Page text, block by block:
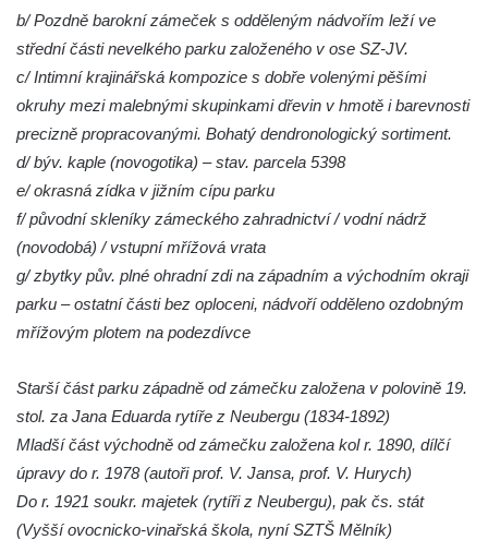
b/ Pozdně barokní zámeček s odděleným nádvořím leží ve
střední části nevelkého parku založeného v ose SZ-JV.
c/ Intimní krajinářská kompozice s dobře volenými pěšími
okruhy mezi malebnými skupinkami dřevin v hmotě i barevnosti
precizně propracovanými. Bohatý dendronologický sortiment.
d/ býv. kaple (novogotika) – stav. parcela 5398
e/ okrasná zídka v jižním cípu parku
f/ původní skleníky zámeckého zahradnictví / vodní nádrž
(novodobá) / vstupní mřížová vrata
g/ zbytky pův. plné ohradní zdi na západním a východním okraji
parku – ostatní části bez oploceni, nádvoří odděleno ozdobným
mřížovým plotem na podezdívce
Starší část parku západně od zámečku založena v polovině 19.
stol. za Jana Eduarda rytíře z Neubergu (1834-1892)
Mladší část východně od zámečku založena kol r. 1890, dílčí
úpravy do r. 1978 (autoři prof. V. Jansa, prof. V. Hurych)
Do r. 1921 soukr. majetek (rytíři z Neubergu), pak čs. stát
(Vyšší ovocnicko-vinařská škola, nyní SZTŠ Mělník)